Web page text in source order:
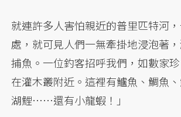
就連許多人害怕親近的普里匹特河
處，就可見人們一無牽掛地浸泡著
捕魚。一位釣客招呼我們，如數家
在灌木叢附近。這裡有鱸魚、鯛魚
湖鯉……還有小龍蝦！」